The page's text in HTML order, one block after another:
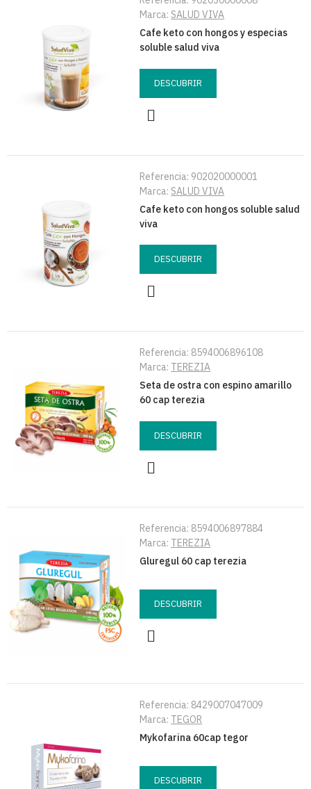
Marca: SALUD VIVA
Cafe keto con hongos y especias
soluble salud viva
DESCUBRIR
Referencia: 902020000001
Marca: SALUD VIVA
Cafe keto con hongos soluble salud
viva
DESCUBRIR
Referencia: 8594006896108
Marca: TEREZIA
Seta de ostra con espino amarillo
60 cap terezia
DESCUBRIR
Referencia: 8594006897884
Marca: TEREZIA
Gluregul 60 cap terezia
DESCUBRIR
Referencia: 8429007047009
Marca: TEGOR
Mykofarina 60cap tegor
DESCUBRIR